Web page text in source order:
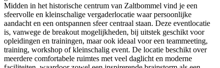
Midden in het historische centrum van Zaltbommel vind je een
sfeervolle en kleinschalige vergaderlocatie waar persoonlijke
aandacht en een ontspannen sfeer centraal staan. Deze eventlocatie
is, vanwege de breakout mogelijkheden, bij uitstek geschikt voor
opleidingen en trainingen, maar ook ideaal voor een teammeeting,
training, workshop of kleinschalig event. De locatie beschikt over
meerdere comfortabele ruimtes met veel daglicht en moderne